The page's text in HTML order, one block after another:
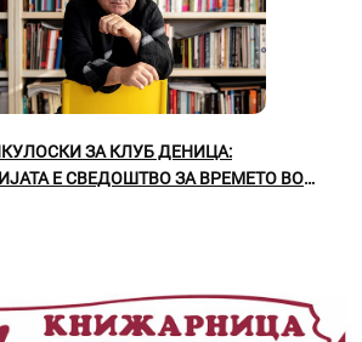
ЗА КЛУБ ДЕНИЦА:
Е СВЕДОШТВО ЗА ВРЕМЕТО ВО